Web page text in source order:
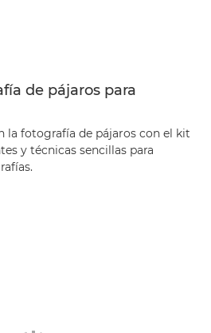
de pájaros para
la fotografía de pájaros con el kit
y técnicas sencillas para